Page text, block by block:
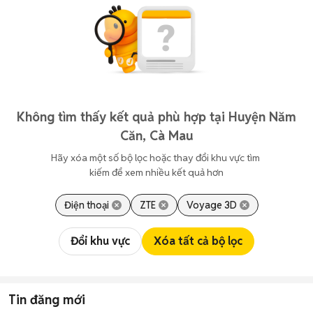
Không tìm thấy kết quả phù hợp tại Huyện Năm
Căn, Cà Mau
Hãy xóa một số bộ lọc hoặc thay đổi khu vực tìm
kiếm để xem nhiều kết quả hơn
Điện thoại ZTE Voyage 3D
Đổi khu vực Xóa tất cả bộ lọc
Tin đăng mới